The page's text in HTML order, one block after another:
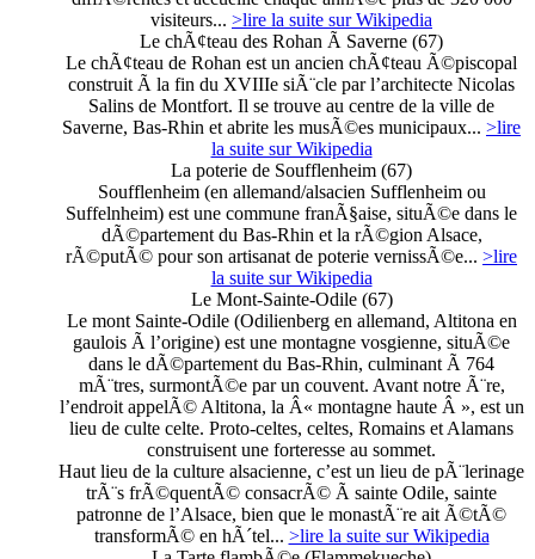
visiteurs... >lire la suite sur Wikipedia
Le chÃ¢teau des Rohan Ã Saverne (67)
Le chÃ¢teau de Rohan est un ancien chÃ¢teau Ã©piscopal
construit Ã la fin du XVIIIe siÃ¨cle par l’architecte Nicolas
Salins de Montfort. Il se trouve au centre de la ville de
Saverne, Bas-Rhin et abrite les musÃ©es municipaux... >lire
la suite sur Wikipedia
La poterie de Soufflenheim (67)
Soufflenheim (en allemand/alsacien Sufflenheim ou
Suffelnheim) est une commune franÃ§aise, situÃ©e dans le
dÃ©partement du Bas-Rhin et la rÃ©gion Alsace,
rÃ©putÃ© pour son artisanat de poterie vernissÃ©e... >lire
la suite sur Wikipedia
Le Mont-Sainte-Odile (67)
Le mont Sainte-Odile (Odilienberg en allemand, Altitona en
gaulois Ã l’origine) est une montagne vosgienne, situÃ©e
dans le dÃ©partement du Bas-Rhin, culminant Ã 764
mÃ¨tres, surmontÃ©e par un couvent. Avant notre Ã¨re,
l’endroit appelÃ© Altitona, la Â« montagne haute Â », est un
lieu de culte celte. Proto-celtes, celtes, Romains et Alamans
construisent une forteresse au sommet.
Haut lieu de la culture alsacienne, c’est un lieu de pÃ¨lerinage
trÃ¨s frÃ©quentÃ© consacrÃ© Ã sainte Odile, sainte
patronne de l’Alsace, bien que le monastÃ¨re ait Ã©tÃ©
transformÃ© en hÃ´tel... >lire la suite sur Wikipedia